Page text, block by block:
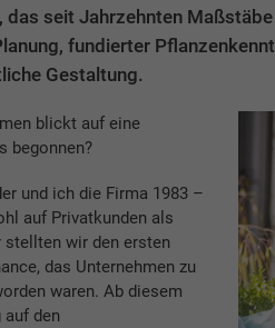
seit Jahrzehnten
fundierter
Gestaltung.
blickt auf eine
begonnen?
und ich die Firma 1983 –
auf Privatkunden als
stellten wir den ersten
das Unternehmen zu
waren. Ab diesem
den